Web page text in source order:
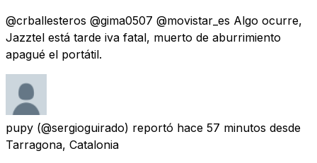
@crballesteros @gima0507 @movistar_es Algo ocurre,
Jazztel está tarde iva fatal, muerto de aburrimiento
apagué el portátil.
pupy (@sergioguirado) reportó hace 57 minutos desde
Tarragona, Catalonia